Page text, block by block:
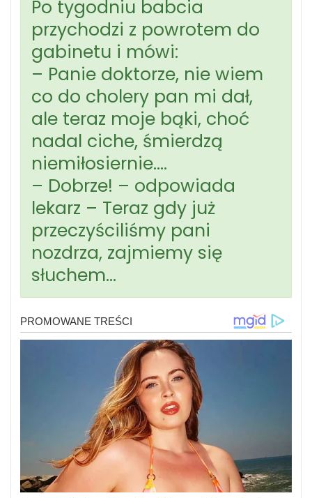
Po tygodniu babcia
przychodzi z powrotem do
gabinetu i mówi:
– Panie doktorze, nie wiem
co do cholery pan mi dał,
ale teraz moje bąki, choć
nadal ciche, śmierdzą
niemiłosiernie….
– Dobrze! – odpowiada
lekarz – Teraz gdy już
przeczyściliśmy pani
nozdrza, zajmiemy się
słuchem…